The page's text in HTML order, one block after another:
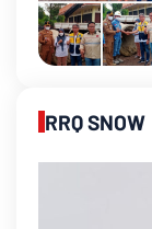
RRQ SNOW